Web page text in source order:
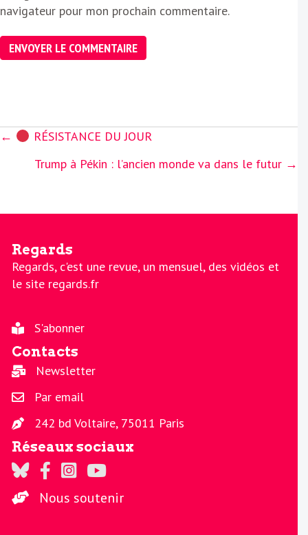
navigateur pour mon prochain commentaire.
Posts
←
RÉSISTANCE DU JOUR
Trump à Pékin : l’ancien monde va dans le futur →
Regards
Regards, c'est une revue, un mensuel, des vidéos et
le site regards.fr
S'abonner
Contacts
Newsletter
Par email
242 bd Voltaire, 75011 Paris
Réseaux sociaux
Regards sur Twitter
Regards sur Facebook
Regards sur Instagram
La chaine Regards sur Youtube
Nous soutenir